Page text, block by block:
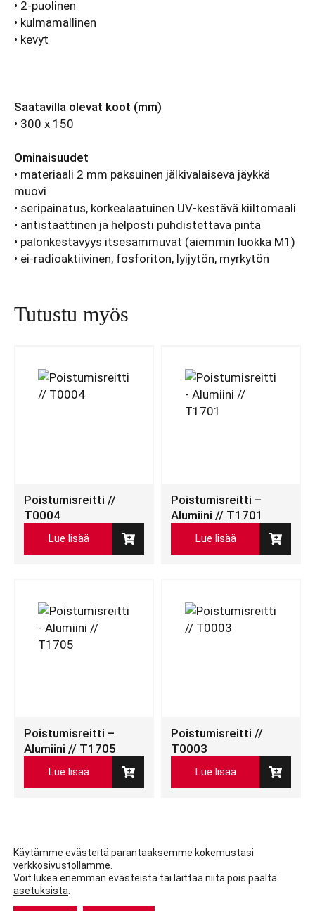
• 2-puolinen
• kulmamallinen
• kevyt
Saatavilla olevat koot (mm)
• 300 x 150
Ominaisuudet
• materiaali 2 mm paksuinen jälkivalaiseva jäykkä
muovi
• seripainatus, korkealaatuinen UV-kestävä kiiltomaali
• antistaattinen ja helposti puhdistettava pinta
• palonkestävyys itsesammuvat (aiemmin luokka M1)
• ei-radioaktiivinen, fosforiton, lyijytön, myrkytön
Tutustu myös
Poistumisreitti //
T0004
Lue lisää
Poistumisreitti –
Alumiini // T1701
Lue lisää
Poistumisreitti –
Alumiini // T1705
Lue lisää
Poistumisreitti //
T0003
Lue lisää
Käytämme evästeitä parantaaksemme kokemustasi
verkkosivustollamme.
Voit lukea enemmän evästeistä tai laittaa niitä pois päältä
asetuksista